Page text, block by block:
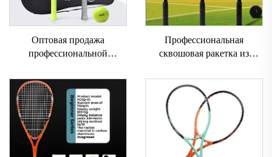
Оптовая продажа
профессиональной
дюймов, теннисная ракетка
с чехлом,
профессиональная
углеродная теннисная
ракетка Gemini для пар
Профессиональная
сквошовая ракетка из
нейлоновой сеткой для
взрослых, для
соревнований и тренировок